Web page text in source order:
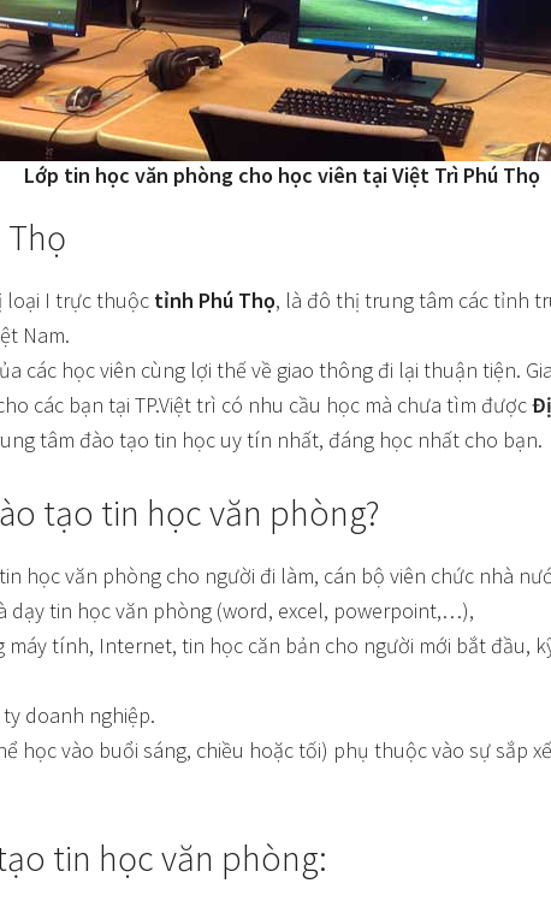
Lớp tin học văn phòng cho học viên tại Việt Trì Phú Thọ
Thọ
I trực thuộc tỉnh Phú Thọ, là đô thị trung tâm các tỉnh
Nam.
các học viên cùng lợi thế về giao thông đi lại thuận tiện.
các bạn tại TP.Việt trì có nhu cầu học mà chưa tìm được
tâm đào tạo tin học uy tín nhất, đáng học nhất cho bạn.
tạo tin học văn phòng?
học văn phòng cho người đi làm, cán bộ viên chức nhà
dạy tin học văn phòng (word, excel, powerpoint,…),
máy tính, Internet, tin học căn bản cho người mới bắt đầu,
doanh nghiệp.
học vào buổi sáng, chiều hoặc tối) phụ thuộc vào sự sắp
tin học văn phòng: